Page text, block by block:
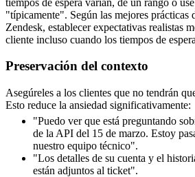
"típicamente". Según las mejores prácticas
Zendesk, establecer expectativas realistas
cliente incluso cuando los tiempos de
Preservación del contexto
Asegúreles a los clientes que no tendrán
Esto reduce la ansiedad significativamente:
"Puedo ver que está preguntando
de la API del 15 de marzo. Estoy
nuestro equipo técnico".
"Los detalles de su cuenta y el
están adjuntos al ticket".